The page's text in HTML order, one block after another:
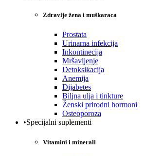
Zdravlje žena i muškaraca
Prostata
Urinarna infekcija
Inkontinecija
Mršavljenje
Detoksikacija
Anemija
Dijabetes
Biljna ulja i tinkture
Ženski prirodni hormoni
Osteoporoza
•Specijalni suplementi
Vitamini i minerali